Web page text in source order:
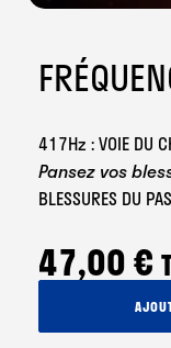
417Hz : VOIE DU
Pansez vos
BLESSURES DU
47,00€